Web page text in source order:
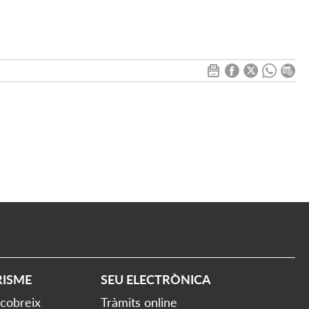
SEU ELECTRÒNICA
Tràmits online